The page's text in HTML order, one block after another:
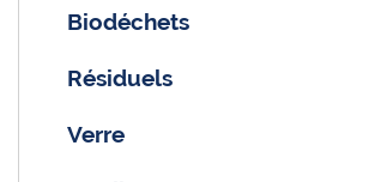
Biodéchets
Résiduels
Verre